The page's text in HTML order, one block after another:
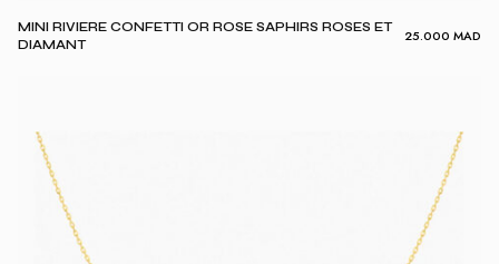
MINI RIVIERE CONFETTI OR ROSE SAPHIRS ROSES ET
DIAMANT
25.000 MAD